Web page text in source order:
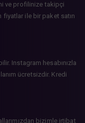
ve profilinize takipçi
fiyatlar ile bir paket satın
Instagram hesabınızla
ücretsizdir. Kredi
bizimle irtibat